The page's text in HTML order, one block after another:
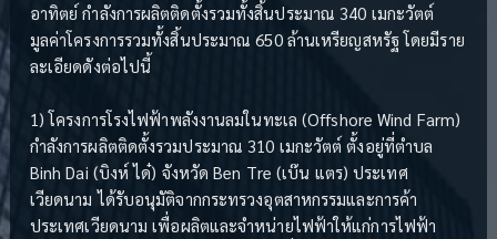
อาทิตย์ กำลังการผลิตติดตั้งรวมทั้งสิ้นประมาณ 340 เมกะวัตต์
มูลค่าโครงการรวมทั้งสิ้นประมาณ 650 ล้านเหรียญสหรัฐ โดยมีราย
ละเอียดดังต่อไปนี้
1) โครงการโรงไฟฟ้าพลังงานลมในทะเล (Offshore Wind Farm)
กำลังการผลิตติดตั้งรวมประมาณ 310 เมกะวัตต์ ตั้งอยู่ที่ตำบล
Binh Dai (บิงห์ ได๋) จังหวัด Ben Tre (เบ๊น แตร) ประเทศ
เวียดนาม ได้รับอนุมัติจากกระทรวงอุตสาหกรรมและการค้า
ประเทศเวียดนาม เพื่อผลิตและจำหน่ายไฟฟ้าให้แก่การไฟฟ้า